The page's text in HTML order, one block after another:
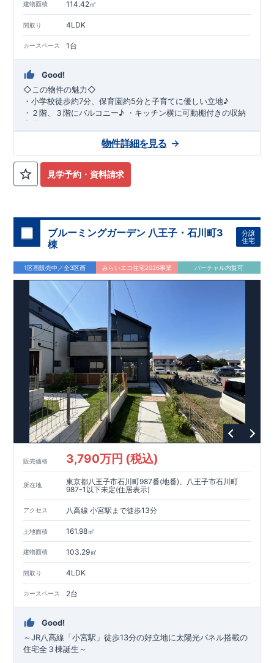
建物面積 114.42㎡
間取り 4LDK
カースペース 1台
Good!
◇ この物件の魅力◇
・小学校徒歩約7分、保育園約5分と子育てに優しい立地♪
・２階、３階にバルコニー♪ ・キッチン横に可動棚付きの収納
完備。
相模線「上溝」駅徒歩19分 ◇ロケーション
・相模原市立星が丘小学校
徒歩7分 ・オーケ
ー相模原店
模原店 徒歩
・やまうち医院 徒歩
ります。
・設計、施工、営業が互いに協力しあい、最良のプラ
ンを提供いたします。 ・不要な中間マージンを抑えることで、
コストダウンに努めています。
・東栄住宅
の建物は、国が定めた耐震等級で3を取得。建築基準法で定め
られた、｢数百年に一度発生する地震に対して、倒壊、崩壊しな
い。｣という基準から、さらに
す。
【住宅性能評価ダブル取得】
設計段階で、国が認めた第三者機関が評価しています。
住宅性能評価：評価を受けた図面通りに施工されているか、建
設までに、計4回のチェックが行われます。
でなく、現場の施工状況を検査した上で、品質を保証していま
す。
【充実のアフターサポート】
・東栄住宅では、お引渡し後最大10回の無料定期点検と、
年
間の品質保証を実施。お引渡しからが本当のお付き合いだと考
え、アフターサービスを外部の業者に委託せず、東栄住宅グル
ープ「東栄ホームサービス株式会社」にて責任をもって対応い
たします。
見学予約・資料請求
物件詳細を見る
ブルーミングガーデン 八王子・石川町3
棟
分譲
住宅
1区画販売中／全3区画 みらいエコ住宅2026事業 バーチャル内覧可
販売価格 3,790万円 (税込)
所在地
東京都八王子市石川町987番(地番)、八王子市石川町
987-1以下未定(住居表示)
アクセス 八高線 小宮駅まで徒歩13分
土地面積 161.98㎡
建物面積 103.29㎡
間取り 4LDK
カースペース 2台
Good!
～JR八高線「小宮駅」徒歩13分の好立地に太陽光パネル搭載の
住宅全３棟誕生～